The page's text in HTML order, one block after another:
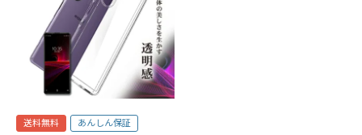
送料無料 あんしん保証